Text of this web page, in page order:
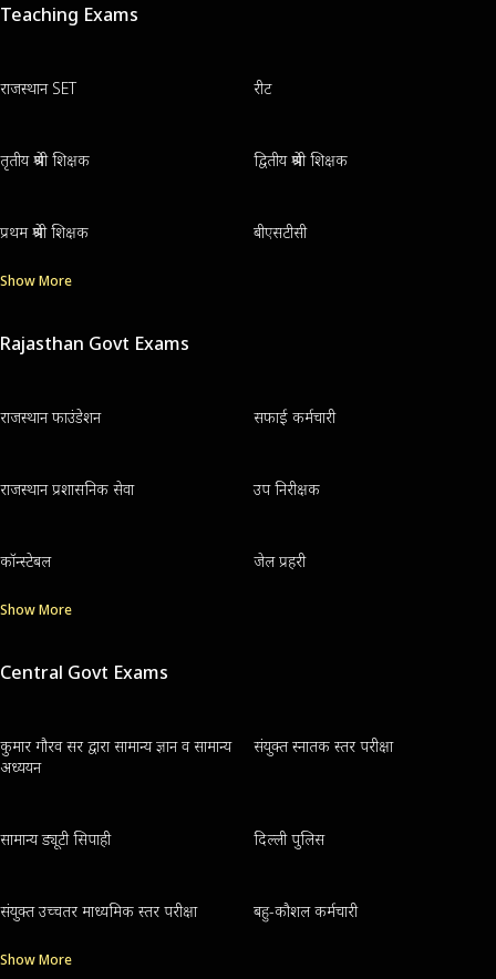
Teaching Exams
राजस्थान SET रीट
तृतीय श्रेणी शिक्षक द्वितीय श्रेणी शिक्षक
प्रथम श्रेणी शिक्षक बीएसटीसी
Show More
Rajasthan Govt Exams
राजस्थान फाउंडेशन सफाई कर्मचारी
राजस्थान प्रशासनिक सेवा उप निरीक्षक
कॉन्स्टेबल जेल प्रहरी
Show More
Central Govt Exams
कुमार गौरव सर द्वारा सामान्य ज्ञान व सामान्य
अध्ययन
संयुक्त स्नातक स्तर परीक्षा
सामान्य ड्यूटी सिपाही दिल्ली पुलिस
संयुक्त उच्चतर माध्यमिक स्तर परीक्षा बहु-कौशल कर्मचारी
Show More